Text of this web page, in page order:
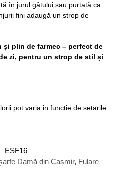
în jurul gâtului sau purtată ca
fini adaugă un strop de
plin de farmec – perfect de
zi, pentru un strop de stil și
pot varia in functie de setarile
ESF16
Damă din Cașmir, Fulare